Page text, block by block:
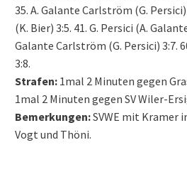
35. A. Galante Carlström (G.
(K. Bier) 3:5. 41. G. Persici (A.
Galante Carlström (G. Persici) 3:7.
3:8.
Strafen: 1mal 2 Minuten gegen
1mal 2 Minuten gegen SV Wiler-
Bemerkungen:SVWE mit Kramer
Vogt und Thöni.